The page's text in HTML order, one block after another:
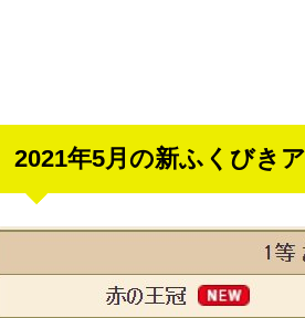
2021年5月の新ふくびき